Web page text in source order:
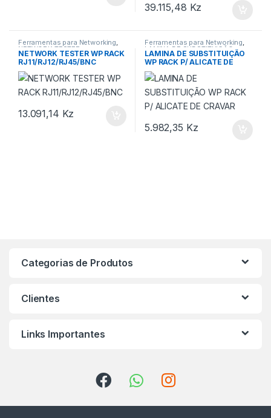
39.115,48 Kz
Ferramentas para Networking,
NETWORK TESTER
NETWORK TESTER WP RACK
RJ11/RJ12/RJ45/BNC
13.091,14 Kz
Ferramentas para Networking,
LAMINA DE SUBSTITUIÇÃO
LAMINA DE SUBSTITUIÇÃO
WP RACK P/ ALICATE DE
CRAVAR
5.982,35 Kz
Categorias de Produtos
Clientes
Links Importantes